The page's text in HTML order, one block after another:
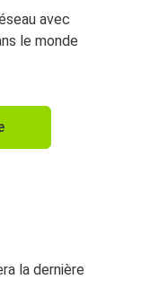
avec
le monde
la dernière